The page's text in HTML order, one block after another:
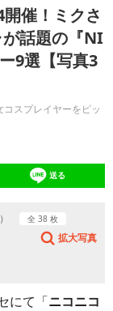
開催！ミクさ
話題の『NI
9選【写真3
スプレイヤーをピッ
送る
全 38 枚
拡大写真
にて「ニコニコ